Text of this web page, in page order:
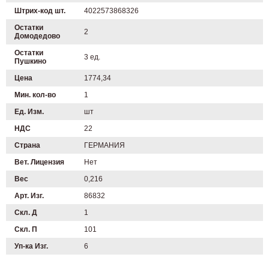
Штрих-код шт.
4022573868326
Остатки
Домодедово
2
Остатки
Пушкино
3 ед.
Цена
1774,34
Мин. кол-во
1
Ед. Изм.
шт
НДС
22
Страна
ГЕРМАНИЯ
Вет. Лицензия
Нет
Вес
0,216
Арт. Изг.
86832
Скл. Д
1
Скл. П
101
Уп-ка Изг.
6